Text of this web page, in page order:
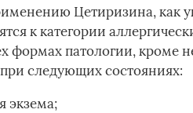
Цетиризина, как
к категории
формах патологии, кроме
следующих состояниях:
экзема;